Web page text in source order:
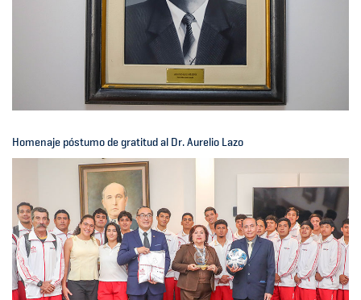
Homenaje póstumo de gratitud al Dr. Aurelio Lazo